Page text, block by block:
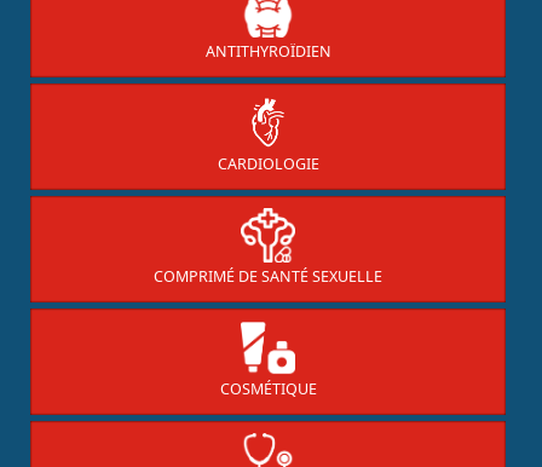
ANTITHYROÏDIEN
CARDIOLOGIE
COMPRIMÉ DE SANTÉ SEXUELLE
COSMÉTIQUE